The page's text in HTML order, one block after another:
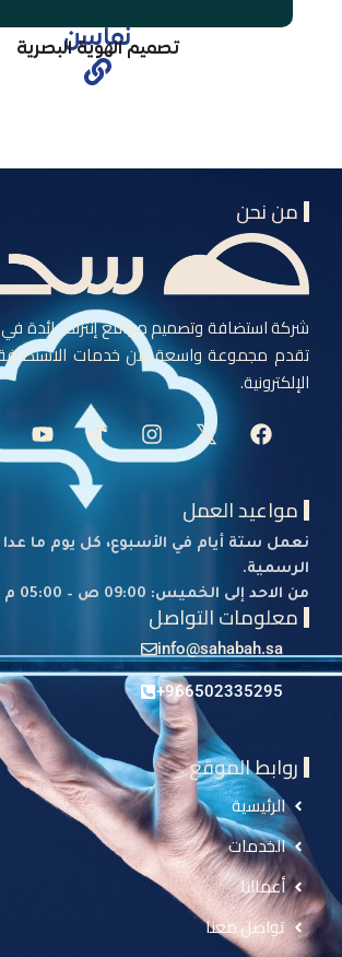
نماسن
تصميم الهوية البصرية
من نحن
شركة استضافة وتصميم مواقع إنترنت رائدة
تقدم مجموعة واسعة من خدمات الاستضافة
الإلكترونية.
مواعيد العمل
نعمل ستة أيام في الأسبوع، كل يوم ما
الرسمية.
من الاحد إلى الخميس: 09:00 ص – 05:00 م
معلومات التواصل
info@sahabah.sa
966502335295+
روابط الموقع
الرئيسية
الخدمات
أعمالنا
تواصل معنا